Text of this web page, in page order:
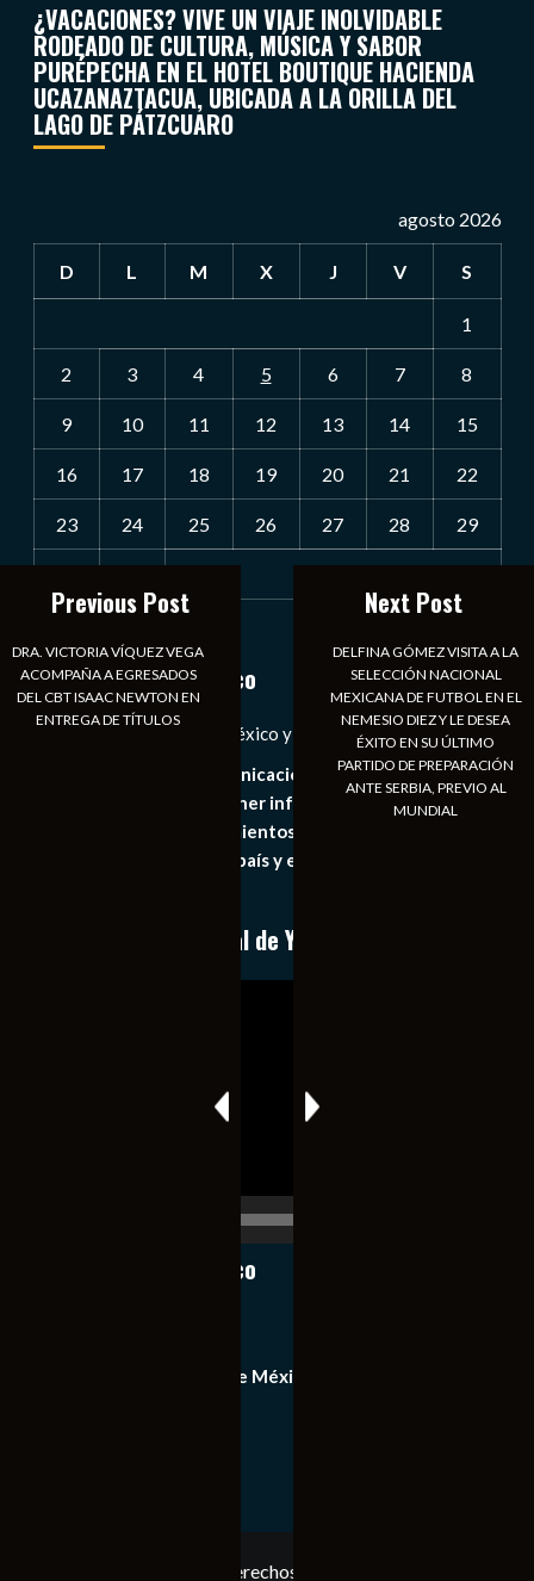
¿VACACIONES? VIVE UN VIAJE INOLVIDABLE
RODEADO DE CULTURA, MÚSICA Y SABOR
PURÉPECHA EN EL HOTEL BOUTIQUE HACIENDA
UCAZANAZTACUA, UBICADA A LA ORILLA DEL
LAGO DE PÁTZCUARO
agosto 2026
D L M X J V S
1
2 3 4 5 6 7 8
9 10 11 12 13 14 15
16 17 18 19 20 21 22
23 24 25 26 27 28 29
Notiexpress de México
Las Noticias Diarias de México y el Mundo a Tu Alcance
Somos un medio de comunicación digital que tiene como
principal objetivo mantener informado al publico en
general de los acontecimientos mas recientes e
importantes de nuestro país y el mundo de forma eficaz,
Conoce nuestro canal de YouTube
Notiexpress de México
Equipo de Notiexpress de México
Copyright © Todos los derechos reservados. Notiexpress
Previous Post
DRA. VICTORIA VÍQUEZ VEGA
ACOMPAÑA A EGRESADOS
DEL CBT ISAAC NEWTON EN
ENTREGA DE TÍTULOS
Next Post
DELFINA GÓMEZ VISITA A LA
SELECCIÓN NACIONAL
MEXICANA DE FUTBOL EN EL
NEMESIO DIEZ Y LE DESEA
ÉXITO EN SU ÚLTIMO
PARTIDO DE PREPARACIÓN
ANTE SERBIA, PREVIO AL
MUNDIAL